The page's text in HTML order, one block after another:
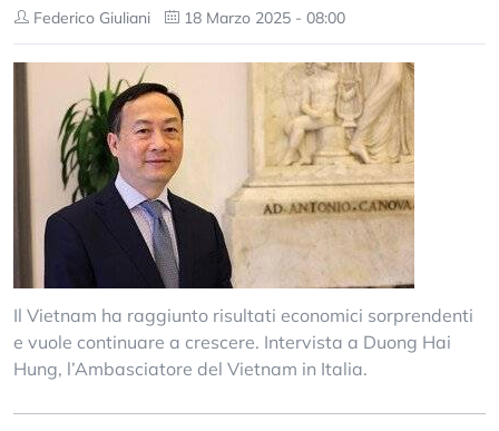
Federico Giuliani 18 Marzo 2025 - 08:00
Il Vietnam ha raggiunto risultati economici sorprendenti
e vuole continuare a crescere. Intervista a Duong Hai
Hung, l’Ambasciatore del Vietnam in Italia.